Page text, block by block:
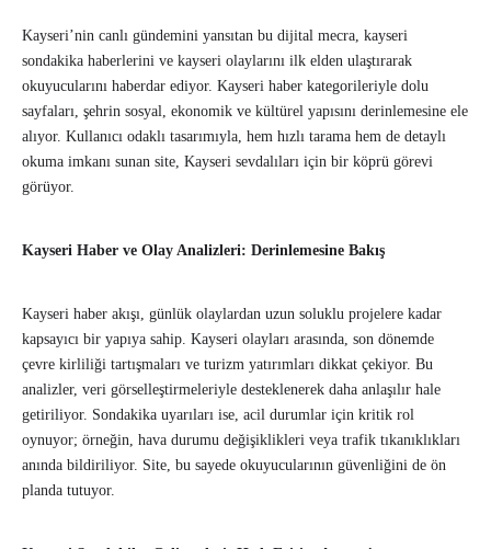
Kayseri’nin canlı gündemini yansıtan bu dijital mecra, kayseri
sondakika haberlerini ve kayseri olaylarını ilk elden ulaştırarak
okuyucularını haberdar ediyor. Kayseri haber kategorileriyle dolu
sayfaları, şehrin sosyal, ekonomik ve kültürel yapısını derinlemesine ele
alıyor. Kullanıcı odaklı tasarımıyla, hem hızlı tarama hem de detaylı
okuma imkanı sunan site, Kayseri sevdalıları için bir köprü görevi
görüyor.
Kayseri Haber ve Olay Analizleri: Derinlemesine Bakış
Kayseri haber akışı, günlük olaylardan uzun soluklu projelere kadar
kapsayıcı bir yapıya sahip. Kayseri olayları arasında, son dönemde
çevre kirliliği tartışmaları ve turizm yatırımları dikkat çekiyor. Bu
analizler, veri görselleştirmeleriyle desteklenerek daha anlaşılır hale
getiriliyor. Sondakika uyarıları ise, acil durumlar için kritik rol
oynuyor; örneğin, hava durumu değişiklikleri veya trafik tıkanıklıkları
anında bildiriliyor. Site, bu sayede okuyucularının güvenliğini de ön
planda tutuyor.